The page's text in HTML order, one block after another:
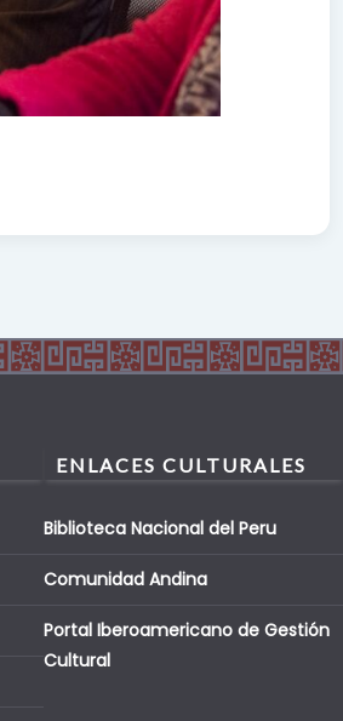
ENLACES CULTURALES
Biblioteca Nacional del Peru
Comunidad Andina
Portal Iberoamericano de Gestión
Cultural